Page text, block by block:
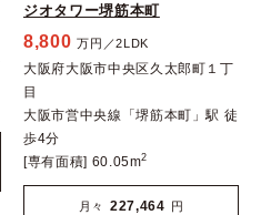
ジオタワー堺筋本町
8,800 万円／2LDK
大阪府大阪市中央区久太郎町１丁
目
大阪市営中央線「堺筋本町」駅 徒
歩4分
[専有面積] 60.05m2
月々 227,464 円